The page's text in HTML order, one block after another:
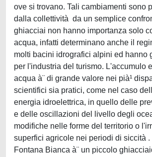
ove si trovano. Tali cambiamenti sono
dalla collettività da un semplice
ghiacciai non hanno importanza solo
acqua, infatti determinano anche il
molti bacini idrografici alpini ed hanno
per l'industria del turismo. L'accumulo
acqua à¨ di grande valore nei pià¹
scientifici sia pratici, come nel caso
energia idroelettrica, in quello delle
e delle oscillazioni del livello degli
modifiche nelle forme del territorio o
superfici agricole nei periodi di siccità
Fontana Bianca à¨ un piccolo